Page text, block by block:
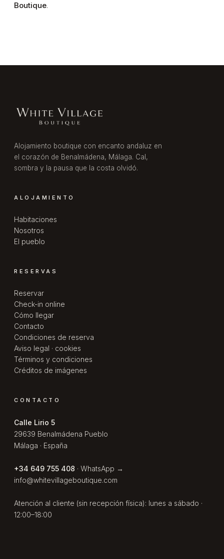
Boutique.
Alojamiento boutique con encanto andaluz en
el corazón de Benalmádena, Málaga. Cal,
sombra y la pausa que la costa olvidó.
ALOJAMIENTO
Habitaciones
Nosotros
El pueblo
RESERVAS
Reservar
Check-in online
Cómo llegar
Contacto
Condiciones de reserva
Aviso legal · cookies
Términos y condiciones
Créditos de imágenes
CONTACTO
Calle Lirio 5
29639 Benalmádena Pueblo
Málaga · España
+34 649 755 408 · WhatsApp →
info@whitevillageboutique.com
Atención al cliente (sin recepción física): lunes a sábado ·
12:00–18:00